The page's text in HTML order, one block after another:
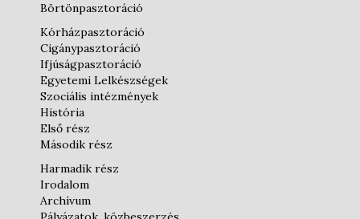
Börtönpasztoráció
Kórházpasztoráció
Cigánypasztoráció
Ifjúságpasztoráció
Egyetemi Lelkészségek
Szociális intézmények
História
Első rész
Második rész
Harmadik rész
Irodalom
Archívum